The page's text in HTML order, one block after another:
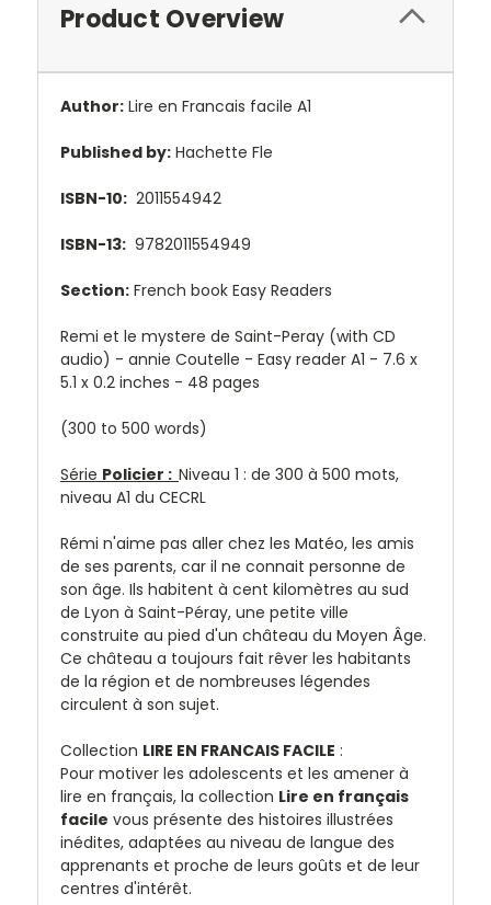
Product Overview
Author: Lire en Francais facile A1
Published by: Hachette Fle
ISBN-10: 2011554942
ISBN-13: 9782011554949
Section: French book Easy Readers
Remi et le mystere de Saint-Peray (with CD
audio) - annie Coutelle - Easy reader A1 - 7.6 x
5.1 x 0.2 inches - 48 pages
(300 to 500 words)
Série Policier : Niveau 1 : de 300 à 500 mots,
niveau A1 du CECRL
Rémi n'aime pas aller chez les Matéo, les amis
de ses parents, car il ne connait personne de
son âge. Ils habitent à cent kilomètres au sud
de Lyon à Saint-Péray, une petite ville
construite au pied d'un château du Moyen Âge.
Ce château a toujours fait rêver les habitants
de la région et de nombreuses légendes
circulent à son sujet.
Collection LIRE EN FRANCAIS FACILE :
Pour motiver les adolescents et les amener à
lire en français, la collection Lire en français
facile vous présente des histoires illustrées
inédites, adaptées au niveau de langue des
apprenants et proche de leurs goûts et de leur
centres d'intérêt.